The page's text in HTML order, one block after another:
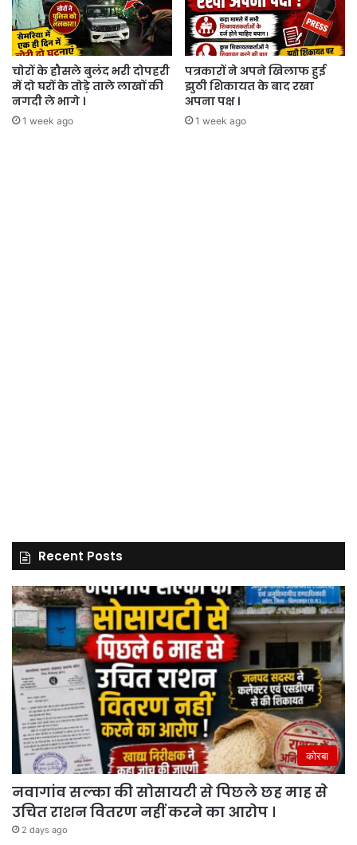
चोरों के हौसले बुलंद भरी दोपहरी
में दो घरों के तोड़े ताले लाखों की
नगदी ले भागे ।
1 week ago
पत्रकारों ने अपने खिलाफ हुई
झुठी शिकायत के बाद रखा
अपना पक्ष ।
1 week ago
Recent Posts
कोरबा
नवागांव सल्का की सोसायटी से पिछले छह माह से
उचित राशन वितरण नहीं करने का आरोप ।
2 days ago